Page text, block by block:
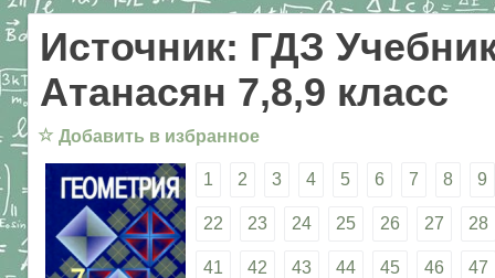
Источник: ГДЗ
Атанасян 7,8,9 класс
☆ Добавить в избранное
1 2 3 4 5 6 7 8 9
22 23 24 25 26 27 28
41 42 43 44 45 46 47